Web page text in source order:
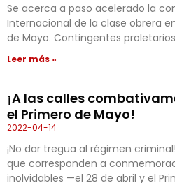
Se acerca a paso acelerado la
Internacional de la clase obrera
de Mayo. Contingentes
Leer más »
¡A las calles
el Primero de Mayo!
2022-04-14
¡No dar tregua al régimen
que corresponden a
inolvidables —el 28 de abril y el